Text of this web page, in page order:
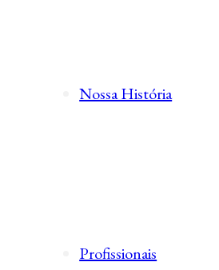
Nossa História
Profissionais